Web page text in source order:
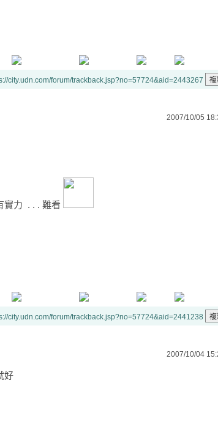
city.udn.com/forum/trackback.jsp?no=57724&aid=2443267
2007/10/05
實力 . . . 難看
city.udn.com/forum/trackback.jsp?no=57724&aid=2441238
2007/10/04
好